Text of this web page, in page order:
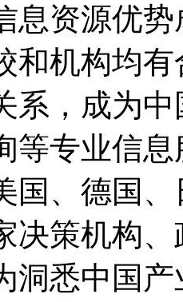
息资源优
和机构均
系，成为
等专业信
国、德国
决策机构
洞悉中国